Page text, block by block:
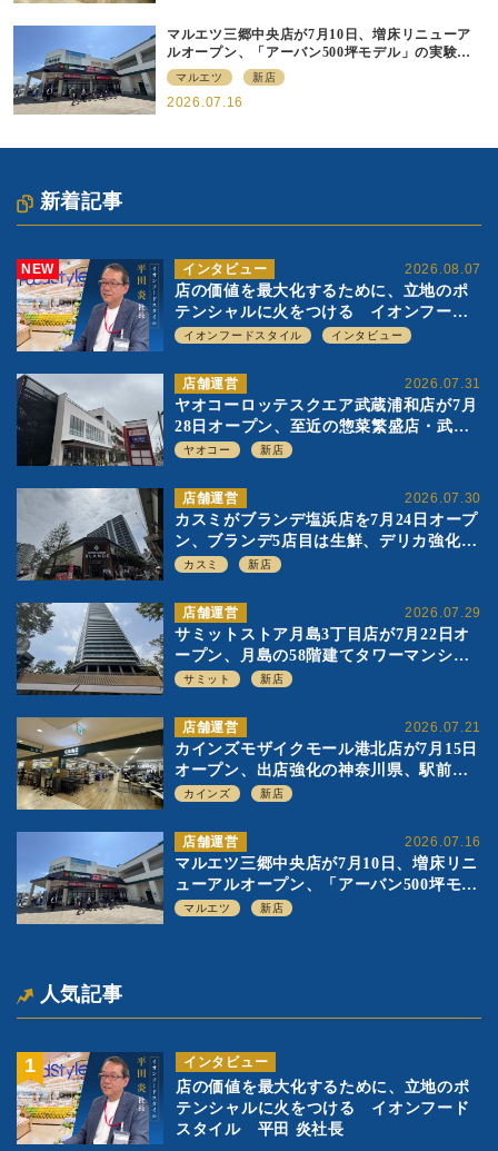
新着記事
NEW 2026.08.07
インタビュー
店の価値を最大化するために、立地のポ
テンシャルに火をつける イオンフード
スタイル 平田 炎社長
イオンフードスタイル インタビュー
2026.07.31
店舗運営
ヤオコーロッテスクエア武蔵浦和店が7月
28日オープン、至近の惣菜繁盛店・武蔵
浦和店とは生鮮強化、ですみ分け
ヤオコー 新店
2026.07.30
店舗運営
カスミがブランデ塩浜店を7月24日オープ
ン、ブランデ5店目は生鮮、デリカ強化の
一方で通常店の要素も取り入れ
カスミ 新店
2026.07.29
店舗運営
サミットストア月島3丁目店が7月22日オ
ープン、月島の58階建てタワーマンショ
ン1階に生鮮強化の小商圏型店を出店
サミット 新店
2026.07.21
店舗運営
カインズモザイクモール港北店が7月15日
オープン、出店強化の神奈川県、駅前
SC2階の都市型小型店
カインズ 新店
2026.07.16
店舗運営
マルエツ三郷中央店が7月10日、増床リニ
ューアルオープン、「アーバン500坪モデ
ル」の実験を集大成、駅前立地受け、寿
マルエツ 新店
マルエツ三郷中央店が7月10日、増床リニューア
ルオープン、「アーバン500坪モデル」の実験を
集大成、駅前立地受け、寿司を象徴に
マルエツ 新店
2026.07.16
人気記事
インタビュー
店の価値を最大化するために、立地のポ
テンシャルに火をつける イオンフード
スタイル 平田 炎社長